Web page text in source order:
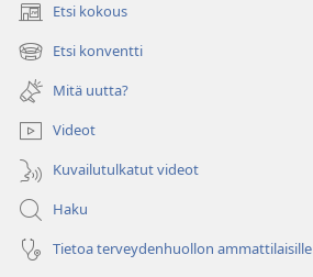
Etsi kokous
(avaa
uuden
ikkunan)
Etsi konventti
(avaa
uuden
ikkunan)
Mitä uutta?
Videot
Kuvailutulkatut videot
Haku
Tietoa terveydenhuollon ammattilaisille